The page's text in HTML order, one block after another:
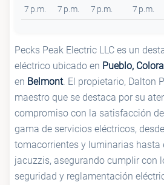
7 p.m.
7 p.m.
7 p.m.
7 p.m.
Pecks Peak Electric LLC es un
eléctrico ubicado en Pueblo,
en Belmont. El propietario, Dalton
maestro que se destaca por su
compromiso con la satisfacción
gama de servicios eléctricos,
tomacorrientes y luminarias hasta
jacuzzis, asegurando cumplir con
seguridad y reglamentación